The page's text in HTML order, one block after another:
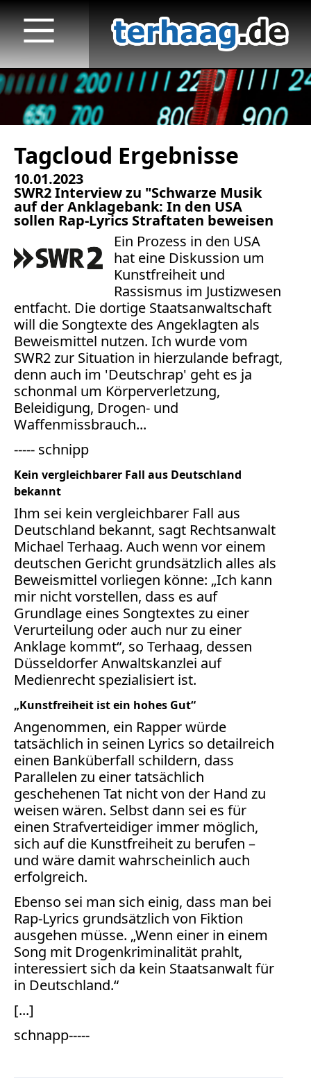
Tagcloud Ergebnisse
10.01.2023
SWR2 Interview zu "Schwarze Musik
auf der Anklagebank: In den USA
sollen Rap-Lyrics Straftaten beweisen
Ein Prozess in den USA
hat eine Diskussion um
Kunstfreiheit und
Rassismus im Justizwesen
entfacht. Die dortige Staatsanwaltschaft
will die Songtexte des Angeklagten als
Beweismittel nutzen. Ich wurde vom
SWR2 zur Situation in hierzulande befragt,
denn auch im 'Deutschrap' geht es ja
schonmal um Körperverletzung,
Beleidigung, Drogen- und
Waffenmissbrauch...
----- schnipp
Kein vergleichbarer Fall aus Deutschland
bekannt
Ihm sei kein vergleichbarer Fall aus
Deutschland bekannt, sagt Rechtsanwalt
Michael Terhaag. Auch wenn vor einem
deutschen Gericht grundsätzlich alles als
Beweismittel vorliegen könne: „Ich kann
mir nicht vorstellen, dass es auf
Grundlage eines Songtextes zu einer
Verurteilung oder auch nur zu einer
Anklage kommt“, so Terhaag, dessen
Düsseldorfer Anwaltskanzlei auf
Medienrecht spezialisiert ist.
„Kunstfreiheit ist ein hohes Gut“
Angenommen, ein Rapper würde
tatsächlich in seinen Lyrics so detailreich
einen Banküberfall schildern, dass
Parallelen zu einer tatsächlich
geschehenen Tat nicht von der Hand zu
weisen wären. Selbst dann sei es für
einen Strafverteidiger immer möglich,
sich auf die Kunstfreiheit zu berufen –
und wäre damit wahrscheinlich auch
erfolgreich.
Ebenso sei man sich einig, dass man bei
Rap-Lyrics grundsätzlich von Fiktion
ausgehen müsse. „Wenn einer in einem
Song mit Drogenkriminalität prahlt,
interessiert sich da kein Staatsanwalt für
in Deutschland.“
[...]
schnapp-----
Startseite
Veröffentlichungen
TV
Radio
Bücher
Vita
Kontakt
Datenschutz
AGB
Aktuelle
Stunde
BGH
Beleidigung
Datenschutz
Ebay
Facebook
Fotorecht
Google
Haftung
Influencer
Instagram
Internetrecht
Markenrecht
Meinungsfreiheit
Persönlichkeitsrecht
Print
Radio
Sportwetten
TV
Tagesspiegel
Urheberrecht
Verbraucherrecht
Volle
Kanne
Werbung
Wettbewerbsrecht
online